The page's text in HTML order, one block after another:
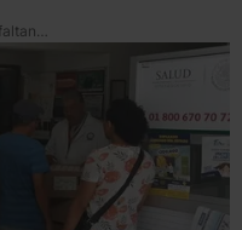
Hay fallas de distribución y sigue faltando medicamento, acusan activistas y pacientes con VIH